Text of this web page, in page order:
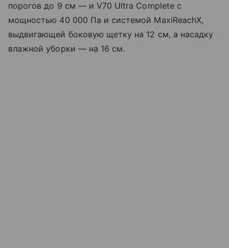
порогов до 9 см — и V70 Ultra Complete с
мощностью 40 000 Па и системой MaxiReachX,
выдвигающей боковую щетку на 12 см, а насадку
влажной уборки — на 16 см.